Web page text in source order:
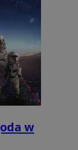
w